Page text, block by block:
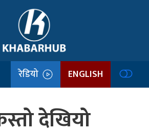
रेडियो ENGLISH
देखियो